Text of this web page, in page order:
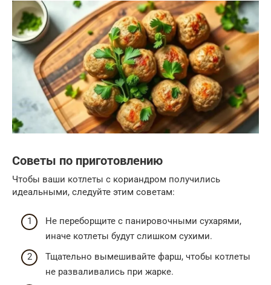
Советы по приготовлению
Чтобы ваши котлеты с кориандром получились
идеальными, следуйте этим советам:
Не переборщите с панировочными сухарями,
иначе котлеты будут слишком сухими.
Тщательно вымешивайте фарш, чтобы котлеты
не разваливались при жарке.